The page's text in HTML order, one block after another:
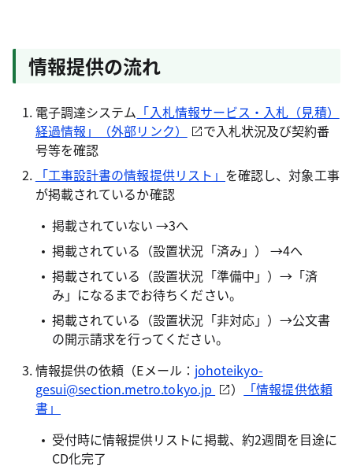
情報提供の流れ
電子調達システム 「入札情報サービス・入札（見積）
経過情報」（外部リンク）
で入札状況及び契約番
号等を確認
「工事設計書の情報提供リスト」 を確認し、対象工事
が掲載されているか確認
掲載されていない →3へ
掲載されている（設置状況「済み」） →4へ
掲載されている（設置状況「準備中」）→「済
み」になるまでお待ちください。
掲載されている（設置状況「非対応」）→公文書
の開示請求を行ってください。
情報提供の依頼（Eメール： johoteikyo-
gesui@section.metro.tokyo.jp
）
「情報提供依頼
書」
受付時に情報提供リストに掲載、約2週間を目途に
CD化完了